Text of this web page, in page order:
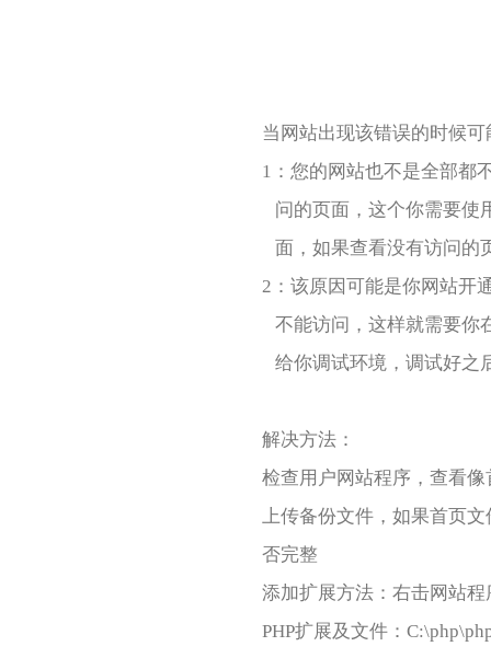
当网站出现该错误的时候
1：您的网站也不是全部都
问的页面，这个你需要使
面，如果查看没有访问的
2：该原因可能是你网站开
不能访问，这样就需要你
给你调试环境，调试好之
解决方法：
检查用户网站程序，查看
上传备份文件，如果首页
否完整
添加扩展方法：右击网
PHP扩展及文件：